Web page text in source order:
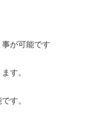
が可能です
す。
す。